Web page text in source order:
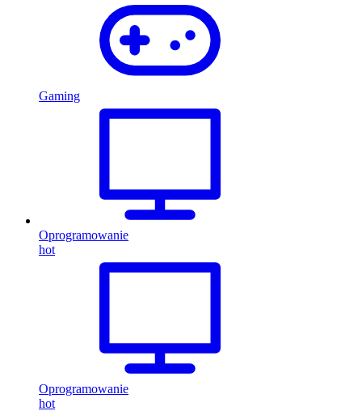
Gaming
Oprogramowanie
hot
Oprogramowanie
hot